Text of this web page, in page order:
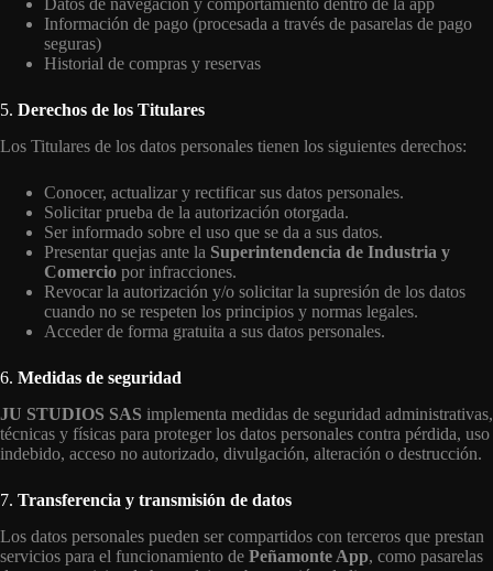
Datos de navegación y comportamiento dentro de la app
Información de pago (procesada a través de pasarelas de pago
seguras)
Historial de compras y reservas
5. Derechos de los Titulares
Los Titulares de los datos personales tienen los siguientes derechos:
Conocer, actualizar y rectificar sus datos personales.
Solicitar prueba de la autorización otorgada.
Ser informado sobre el uso que se da a sus datos.
Presentar quejas ante la Superintendencia de Industria y
Comercio por infracciones.
Revocar la autorización y/o solicitar la supresión de los datos
cuando no se respeten los principios y normas legales.
Acceder de forma gratuita a sus datos personales.
6. Medidas de seguridad
JU STUDIOS SAS implementa medidas de seguridad administrativas,
técnicas y físicas para proteger los datos personales contra pérdida, uso
indebido, acceso no autorizado, divulgación, alteración o destrucción.
7. Transferencia y transmisión de datos
Los datos personales pueden ser compartidos con terceros que prestan
servicios para el funcionamiento de Peñamonte App, como pasarelas